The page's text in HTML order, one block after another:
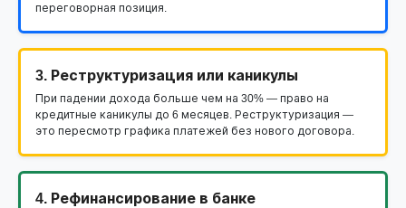
переговорная позиция.
3. Реструктуризация или каникулы
При падении дохода больше чем на 30% — право на
кредитные каникулы до 6 месяцев. Реструктуризация —
это пересмотр графика платежей без нового договора.
4. Рефинансирование в банке